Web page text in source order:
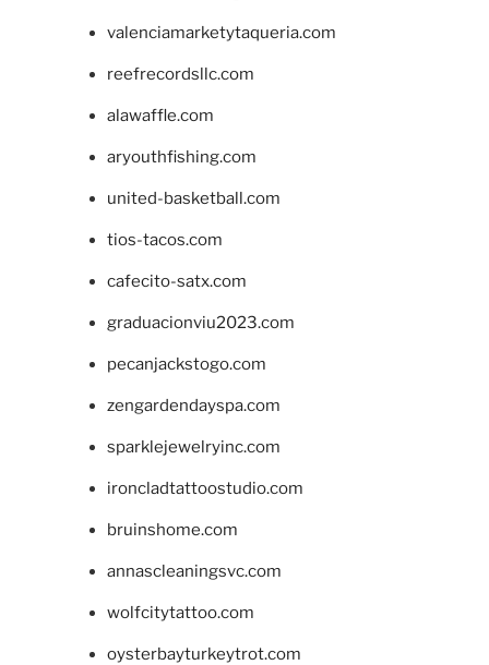
valenciamarketytaqueria.com
reefrecordsllc.com
alawaffle.com
aryouthfishing.com
united-basketball.com
tios-tacos.com
cafecito-satx.com
graduacionviu2023.com
pecanjackstogo.com
zengardendayspa.com
sparklejewelryinc.com
ironcladtattoostudio.com
bruinshome.com
annascleaningsvc.com
wolfcitytattoo.com
oysterbayturkeytrot.com